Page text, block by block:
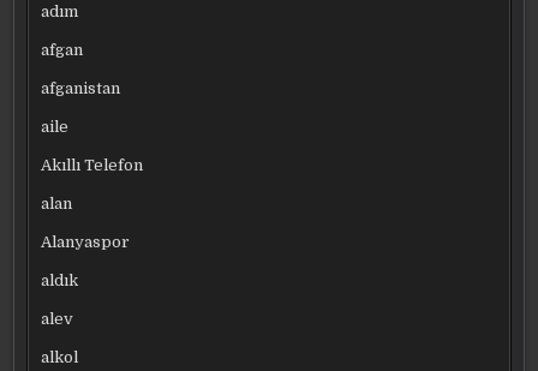
adım
afgan
afganistan
aile
Akıllı Telefon
alan
Alanyaspor
aldık
alev
alkol